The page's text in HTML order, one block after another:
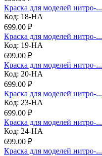
Краска для моделей нитро-...
Код: 18-НА
699.00 ₽
Краска для моделей нитро-...
Код: 19-НА
699.00 ₽
Краска для моделей нитро-...
Код: 20-НА
699.00 ₽
Краска для моделей нитро-...
Код: 23-НА
699.00 ₽
Краска для моделей нитро-...
Код: 24-НА
699.00 ₽
Краска для моделей нитро-...